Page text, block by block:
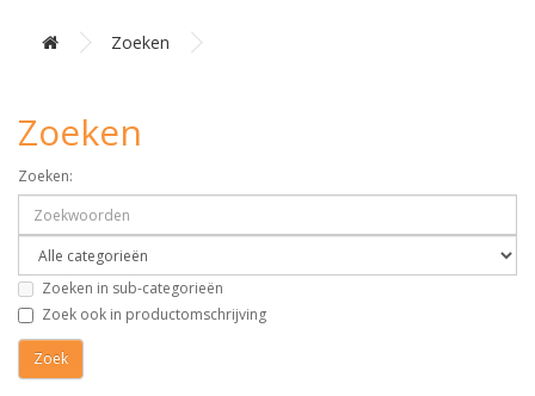
Zoeken
Zoeken
Zoeken:
Zoeken in sub-categorieën
Zoek ook in productomschrijving